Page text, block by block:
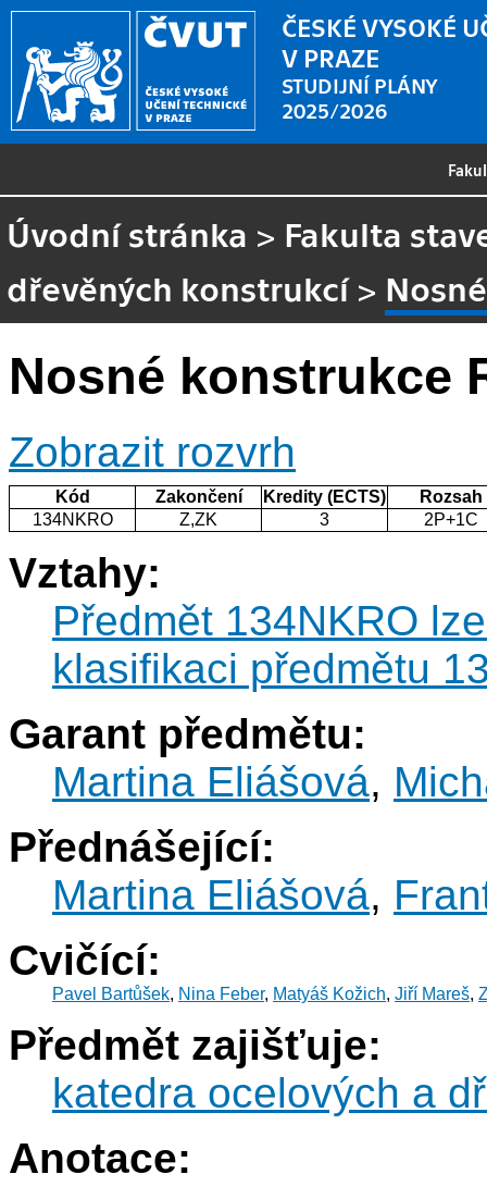
ČESKÉ VYSOKÉ
V PRAZE
STUDIJNÍ PLÁNY
2025/2026
Úvodní stránka > Fakulta
dřevěných konstrukcí>
Nosné konstrukce
Zobrazit rozvrh
Kód Zakončení Kredity (ECTS)
Rozsah
134NKRO
Z,ZK 3 2P+1C
Vztahy:
Předmět 134NKRO
klasifikaci předmětu
Garant předmětu:
Martina Eliášová,
Přednášející:
Martina Eliášová,
Cvičící:
Pavel Bartůšek, Nina Feber, Matyáš Kožich, Jiří Mareš,
Předmět zajišťuje:
katedra ocelových a
Anotace: